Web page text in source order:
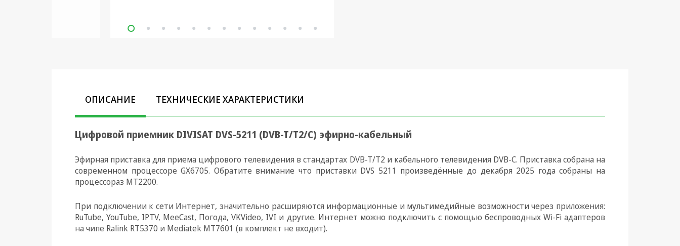
Аудиотехника
Коммутационное
оборудование и Телефония
Климатическая техника
Светотехника
техника
Компьютерные
комплектующие
ОПИСАНИЕ ТЕХНИЧЕСКИЕ ХАРАКТЕРИСТИКИ
Цифровой приемник DIVISAT DVS-5211 (DVB-T/T2/C) эфирно-кабельный
Эфирная приставка для приема цифрового телевидения в стандартах DVB-T/T2 и кабельного телевидения DVB-C. Приставка собрана на
современном процессоре GX6705. Обратите внимание что приставки DVS 5211 произведённые до декабря 2025 года собраны на
процессораз MT2200.
При подключении к сети Интернет, значительно расширяются информационные и мультимедийные возможности через приложения:
RuTube, YouTube, IPTV, MeeCast, Погода, VKVideo, IVI и другие. Интернет можно подключить с помощью беспроводных Wi-Fi адаптеров
на чипе Ralink RT5370 и Mediatek MT7601 (в комплект не входит).